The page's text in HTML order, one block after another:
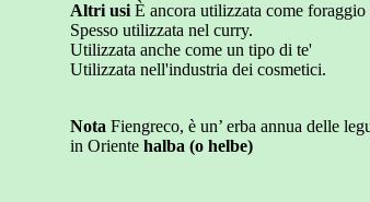
Altri usi È ancora utilizzata come
Spesso utilizzata nel curry.
Utilizzata anche come un tipo di te'
Utilizzata nell'industria dei cosmetici.
Nota Fiengreco, è un’ erba annua delle
in Oriente halba (o helbe)